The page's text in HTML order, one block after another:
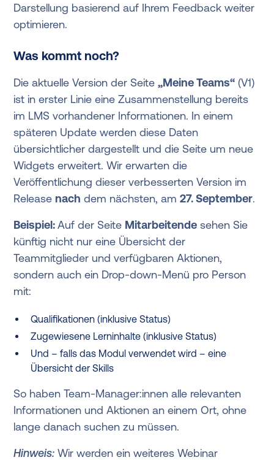
Darstellung basierend auf Ihrem Feedback weiter
optimieren.
Was kommt noch?
Die aktuelle Version der Seite„Meine Teams“ (V1)
ist in erster Linie eine Zusammenstellung bereits
im LMS vorhandener Informationen. In einem
späteren Update werden diese Daten
übersichtlicher dargestellt und die Seite um neue
Widgets erweitert. Wir erwarten die
Veröffentlichung dieser verbesserten Version im
Release nach dem nächsten, am27. September.
Beispiel:Auf der Seite Mitarbeitende sehen Sie
künftig nicht nur eine Übersicht der
Teammitglieder und verfügbaren Aktionen,
sondern auch ein Drop-down-Menü pro Person
mit:
Qualifikationen (inklusive Status)
Zugewiesene Lerninhalte (inklusive Status)
Und – falls das Modul verwendet wird – eine
Übersicht der Skills
So haben Team-Manager:innen alle relevanten
Informationen und Aktionen an einem Ort, ohne
lange danach suchen zu müssen.
Hinweis: Wir werden ein weiteres Webinar